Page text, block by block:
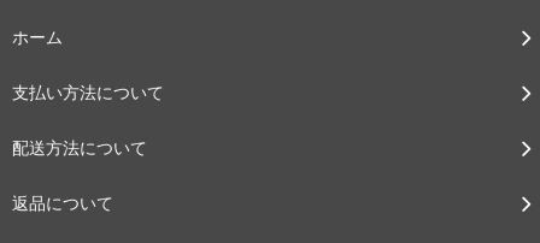
ホーム
支払い方法について
配送方法について
返品について